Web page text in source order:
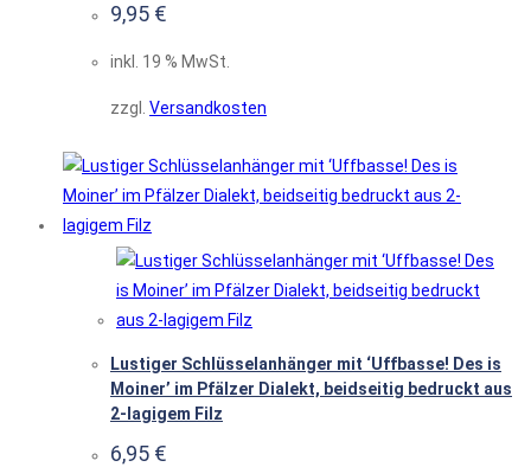
9,95 €
inkl. 19 % MwSt.
zzgl. Versandkosten
Lustiger Schlüsselanhänger mit ‘Uffbasse! Des is
Moiner’ im Pfälzer Dialekt, beidseitig bedruckt aus
2-lagigem Filz
6,95 €